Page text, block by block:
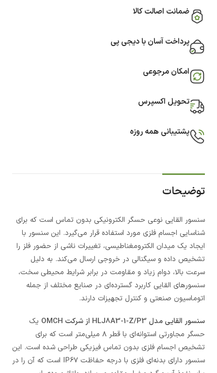
ضمانت اصالت کالا
پرداخت آسان با دیجی پی
امکان مرجوعی
تحویل اکسپرس
پشتیبانی همه روزه
توضیحات
سنسور القایی نوعی حسگر الکترونیکی بدون تماس است که برای
شناسایی اجسام فلزی مورد استفاده قرار می‌گیرد. این سنسور با
ایجاد یک میدان الکترومغناطیسی، تغییرات ناشی از حضور فلز را
تشخیص داده و سیگنالی در خروجی ارسال می‌کند. به دلیل
سرعت بالا، دوام زیاد و مقاومت در برابر شرایط محیطی سخت،
سنسورهای القایی کاربرد گسترده‌ای در صنایع مختلف از جمله
اتوماسیون صنعتی و کنترل تجهیزات دارند.
سنسور القایی مدل HLJ8A3-1-Z/P3 از شرکت OMCH یک
حسگر مجاورتی استوانه‌ای با قطر ۸ میلی‌متر است که برای
تشخیص اجسام فلزی بدون تماس فیزیکی طراحی شده است. این
سنسور دارای بدنه‌ای فلزی با درجه حفاظت IP67 است که آن را در